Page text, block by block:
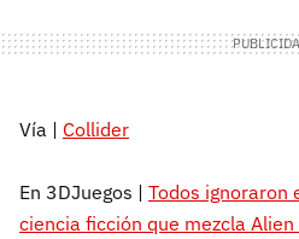
Vía | Collider
En 3DJuegos | Todos ignoraron
ciencia ficción que mezcla